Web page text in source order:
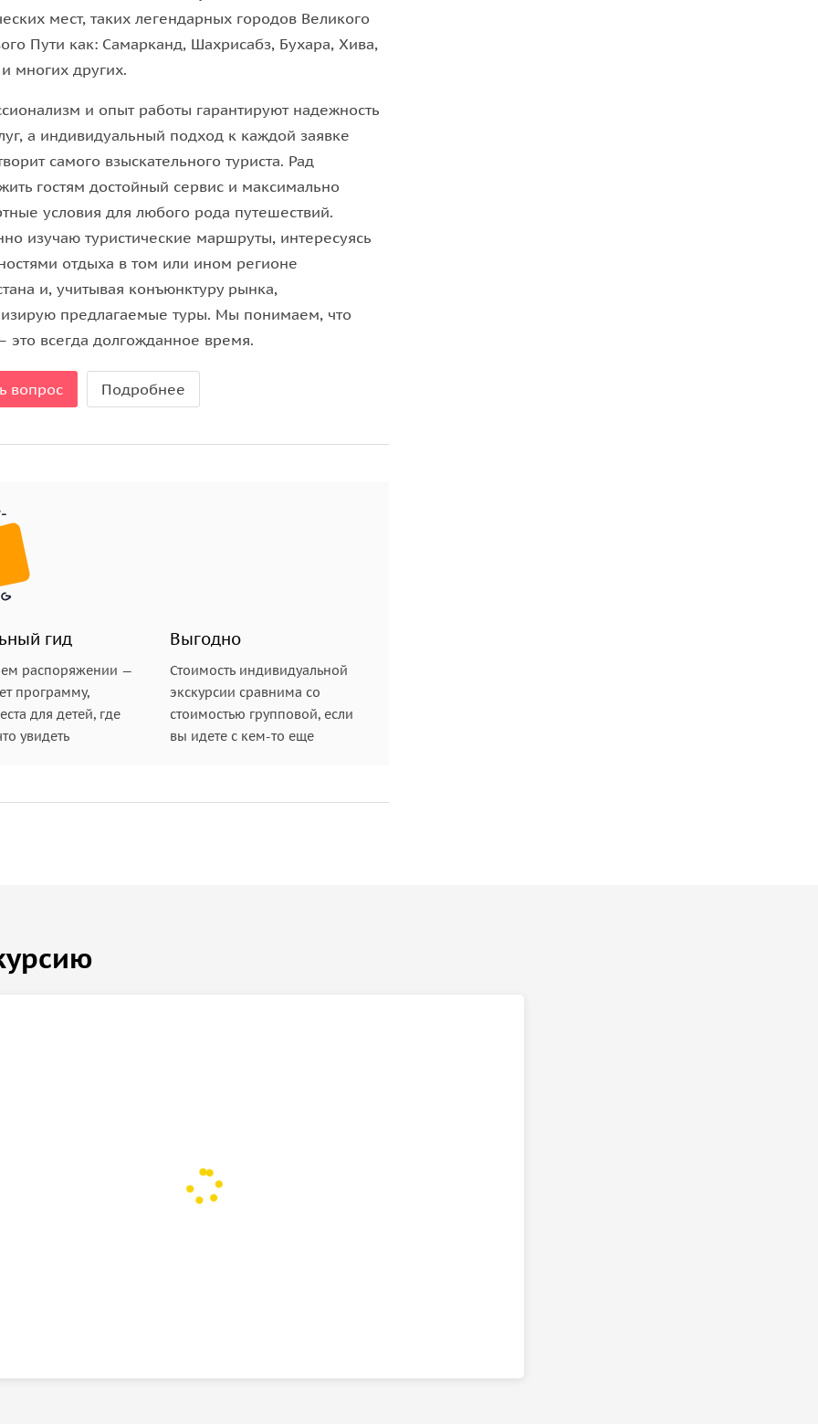
а возможность увидеть и почувствовать
и стремление сохранить свою культуру.
свадьбу глазами местных и проникнитесь этой
семьи и культурных корней в жизни
мест, таких легендарных городов Великого
Пути как: Самарканд, Шахрисабз, Бухара, Хива,
многих других.
и опыт работы гарантируют надежность
а индивидуальный подход к каждой заявке
самого взыскательного туриста. Рад
гостям достойный сервис и максимально
условия для любого рода путешествий.
изучаю туристические маршруты, интересуясь
отдыха в том или ином регионе
и, учитывая конъюнктуру рынка,
предлагаемые туры. Мы понимаем, что
это всегда долгожданное время.
вопрос Подробнее
гид
распоряжении —
программу,
для детей, где
увидеть
Выгодно
Стоимость индивидуальной
экскурсии сравнима со
стоимостью групповой, если
вы идете с кем-то еще